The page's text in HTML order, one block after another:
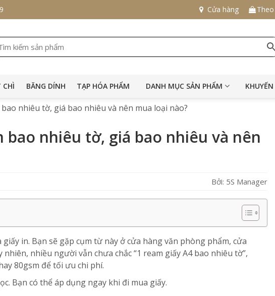
Cửa hàng
CHÌ BĂNG DÍNH TẠP HÓA PHẨM DANH MỤC SẢN PHẨM
bao nhiêu tờ, giá bao nhiêu và nên mua loại nào?
bao nhiêu tờ, giá bao nhiêu và nên
Bởi: 5S Manager
in. Bạn sẽ gặp cụm từ này ở cửa hàng văn phòng phẩm, cửa
nhiều người vẫn chưa chắc “1 ream giấy A4 bao nhiêu tờ”,
80gsm để tối ưu chi phí.
Bạn có thể áp dụng ngay khi đi mua giấy.